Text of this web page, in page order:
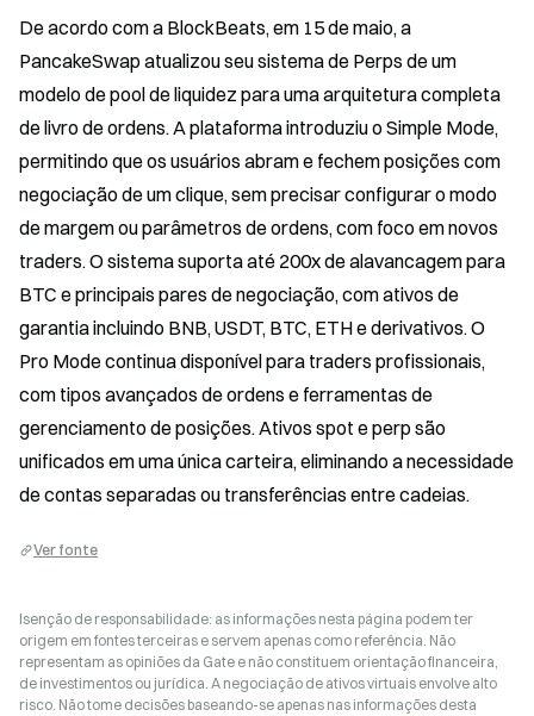
De acordo com a BlockBeats, em 15 de maio, a
PancakeSwap atualizou seu sistema de Perps de um
modelo de pool de liquidez para uma arquitetura completa
de livro de ordens. A plataforma introduziu o Simple Mode,
permitindo que os usuários abram e fechem posições com
negociação de um clique, sem precisar configurar o modo
de margem ou parâmetros de ordens, com foco em novos
traders. O sistema suporta até 200x de alavancagem para
BTC e principais pares de negociação, com ativos de
garantia incluindo BNB, USDT, BTC, ETH e derivativos. O
Pro Mode continua disponível para traders profissionais,
com tipos avançados de ordens e ferramentas de
gerenciamento de posições. Ativos spot e perp são
unificados em uma única carteira, eliminando a necessidade
de contas separadas ou transferências entre cadeias.
Ver fonte
Isenção de responsabilidade: as informações nesta página podem ter
origem em fontes terceiras e servem apenas como referência. Não
representam as opiniões da Gate e não constituem orientação financeira,
de investimentos ou jurídica. A negociação de ativos virtuais envolve alto
risco. Não tome decisões baseando-se apenas nas informações desta